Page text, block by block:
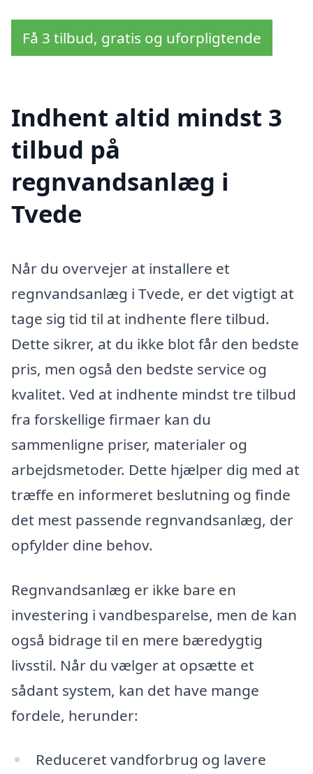
Få 3 tilbud, gratis og uforpligtende
Indhent altid mindst 3
tilbud på
regnvandsanlæg i
Tvede
Når du overvejer at installere et
regnvandsanlæg i Tvede, er det vigtigt at
tage sig tid til at indhente flere tilbud.
Dette sikrer, at du ikke blot får den bedste
pris, men også den bedste service og
kvalitet. Ved at indhente mindst tre tilbud
fra forskellige firmaer kan du
sammenligne priser, materialer og
arbejdsmetoder. Dette hjælper dig med at
træffe en informeret beslutning og finde
det mest passende regnvandsanlæg, der
opfylder dine behov.
Regnvandsanlæg er ikke bare en
investering i vandbesparelse, men de kan
også bidrage til en mere bæredygtig
livsstil. Når du vælger at opsætte et
sådant system, kan det have mange
fordele, herunder:
Reduceret vandforbrug og lavere